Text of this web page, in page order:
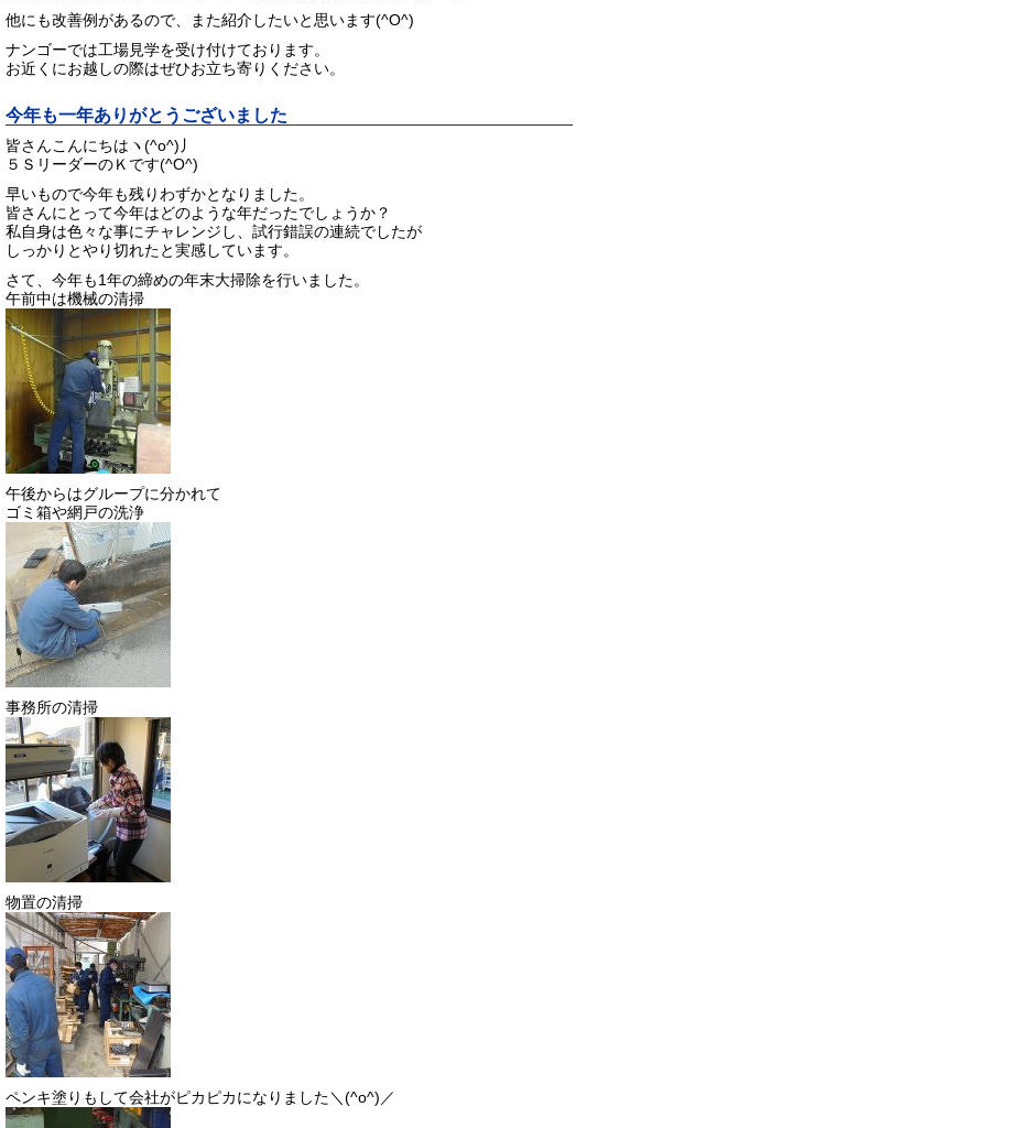
他にも改善例があるので、また紹介したいと思います(^O^)
ナンゴーでは工場見学を受け付けております。
お近くにお越しの際はぜひお立ち寄りください。
今年も一年ありがとうございました
皆さんこんにちはヽ(^o^)丿
５ＳリーダーのＫです(^O^)
早いもので今年も残りわずかとなりました。
皆さんにとって今年はどのような年だったでしょうか？
私自身は色々な事にチャレンジし、試行錯誤の連続でしたが
しっかりとやり切れたと実感しています。
さて、今年も1年の締めの年末大掃除を行いました。
午前中は機械の清掃
午後からはグループに分かれて
ゴミ箱や網戸の洗浄
事務所の清掃
物置の清掃
ペンキ塗りもして会社がピカピカになりました＼(^o^)／